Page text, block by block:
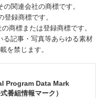
関連会社の商標です。
登録商標です。
商標または登録商標です。
る記事・写真等あらゆる素材
を禁じます。
Program Data Mark
式番組情報マーク）